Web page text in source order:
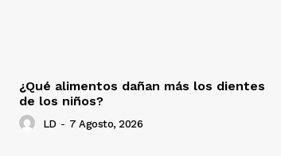
¿Qué alimentos dañan más los dientes
de los niños?
LD - 7 Agosto, 2026